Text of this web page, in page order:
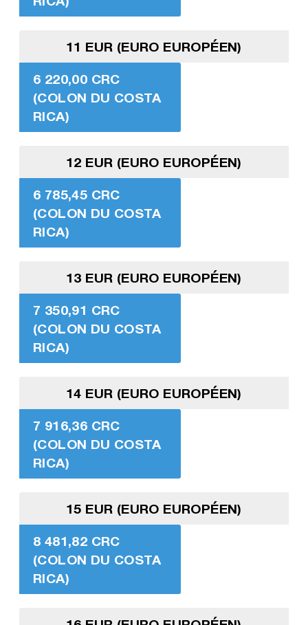
11 EUR (EURO EUROPÉEN)
6 220,00 CRC
(COLON DU COSTA
RICA)
12 EUR (EURO EUROPÉEN)
6 785,45 CRC
(COLON DU COSTA
RICA)
13 EUR (EURO EUROPÉEN)
7 350,91 CRC
(COLON DU COSTA
RICA)
14 EUR (EURO EUROPÉEN)
7 916,36 CRC
(COLON DU COSTA
RICA)
15 EUR (EURO EUROPÉEN)
8 481,82 CRC
(COLON DU COSTA
RICA)